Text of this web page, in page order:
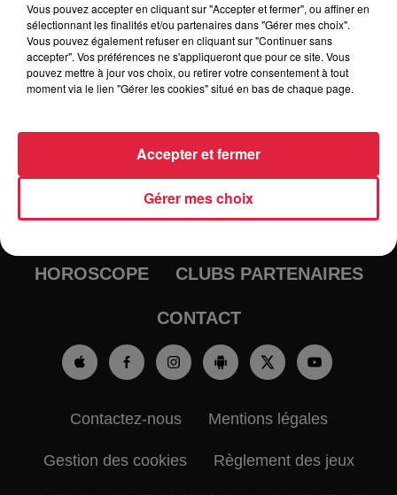
TRAQUEURS D'EMPLOI CASTING
HOROSCOPE CLUBS PARTENAIRES
CONTACT
Contactez-nous Mentions légales
Gestion des cookies Règlement des jeux
Vous pouvez accepter en cliquant sur "Accepter et fermer", ou affiner en
sélectionnant les finalités et/ou partenaires dans "Gérer mes choix".
Vous pouvez également refuser en cliquant sur "Continuer sans
accepter". Vos préférences ne s'appliqueront que pour ce site. Vous
pouvez mettre à jour vos choix, ou retirer votre consentement à tout
moment via le lien "Gérer les cookies" situé en bas de chaque page.
Gérer mes choix
Accepter et fermer